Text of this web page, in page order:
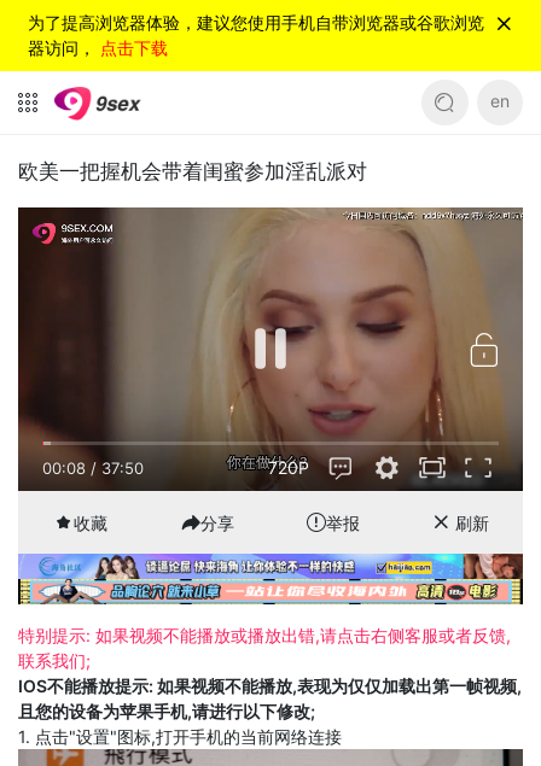
为了提高浏览器体验，建议您使用手机自带浏览器或谷歌浏览
器访问， 点击下载
en
欧美一把握机会带着闺蜜参加淫乱派对
00:08 / 37:50 720P
收藏 分享 举报 刷新
特别提示: 如果视频不能播放或播放出错,请点击右侧客服或者反馈,
联系我们;
IOS不能播放提示: 如果视频不能播放,表现为仅仅加载出第一帧视频,
且您的设备为苹果手机,请进行以下修改;
1. 点击"设置"图标,打开手机的当前网络连接